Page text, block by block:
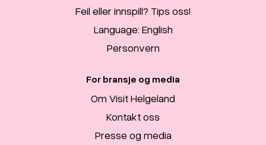
Feil eller innspill? Tips oss!
Language: English
Personvern
For bransje og media
Om Visit Helgeland
Kontakt oss
Presse og media